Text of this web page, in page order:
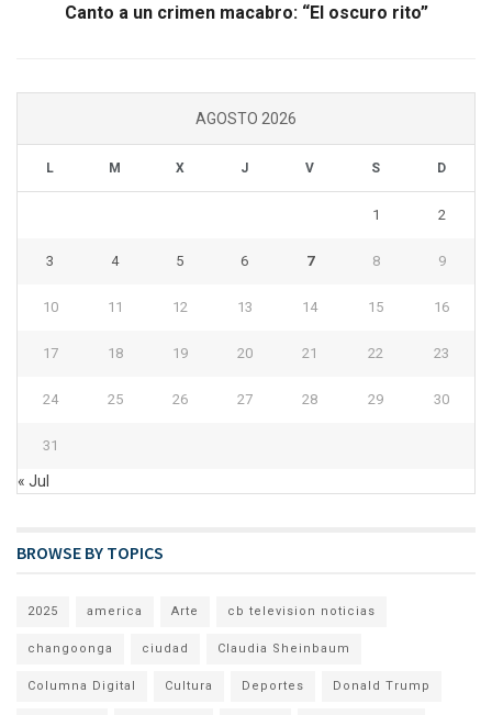
Canto a un crimen macabro: “El oscuro rito”
AGOSTO 2026
L M X J V S D
1 2
3 4 5 6 7 8 9
10 11 12 13 14 15 16
17 18 19 20 21 22 23
24 25 26 27 28 29 30
31
« Jul
BROWSE BY TOPICS
2025 america Arte cb television noticias
changoonga ciudad Claudia Sheinbaum
Columna Digital Cultura Deportes Donald Trump